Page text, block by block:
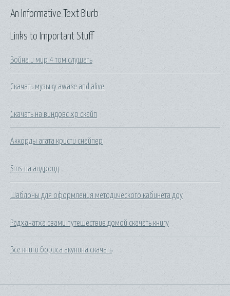
Links to Important Stuff
Война и мир 4 том слушать
Скачать музыку awake and alive
Скачать на виндовс хр скайп
Аккорды агата кристи снайпер
Sms на андроид
Шаблоны для оформления методического кабинета доу
Радханатха свами путешествие домой скачать книгу
Все книги бориса акунина скачать
An Informative Text Blurb